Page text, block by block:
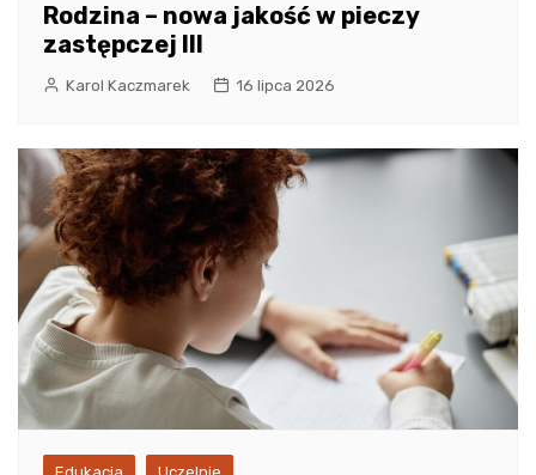
Rodzina – nowa jakość w pieczy
zastępczej III
Karol Kaczmarek 16 lipca 2026